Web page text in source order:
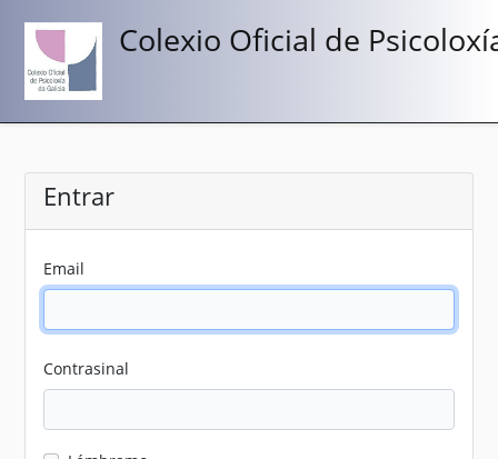
Colexio Oficial de
Entrar
Email
Contrasinal